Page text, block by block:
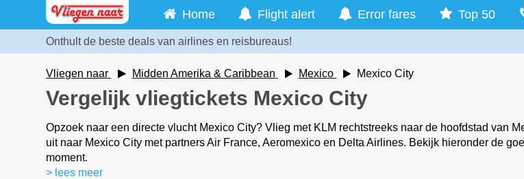
Home Flight alert Error fares Top 50
Onthult de beste deals van airlines en reisbureaus!
Vliegen naar Midden Amerika & Caribbean Mexico Mexico City
Vergelijk vliegtickets Mexico City
Opzoek naar een directe vlucht Mexico City? Vlieg met KLM rechtstreeks naar de hoofdstad van
uit naar Mexico City met partners Air France, Aeromexico en Delta Airlines. Bekijk hieronder de
moment.
> lees meer